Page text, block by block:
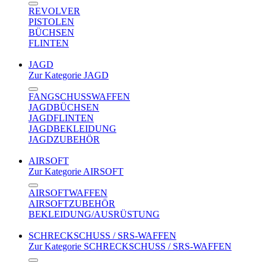
REVOLVER
PISTOLEN
BÜCHSEN
FLINTEN
JAGD
Zur Kategorie JAGD
FANGSCHUSSWAFFEN
JAGDBÜCHSEN
JAGDFLINTEN
JAGDBEKLEIDUNG
JAGDZUBEHÖR
AIRSOFT
Zur Kategorie AIRSOFT
AIRSOFTWAFFEN
AIRSOFTZUBEHÖR
BEKLEIDUNG/AUSRÜSTUNG
SCHRECKSCHUSS / SRS-WAFFEN
Zur Kategorie SCHRECKSCHUSS / SRS-WAFFEN